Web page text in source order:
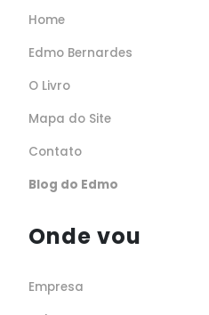
Home
Edmo Bernardes
O Livro
Mapa do Site
Contato
Blog do Edmo
Onde vou
Empresa